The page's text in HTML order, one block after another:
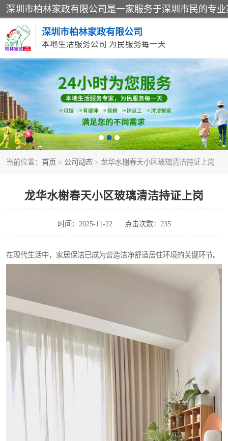
深圳市柏林家政有限公司
本地生活服务公司 为民服务每一天
当前位置： 首页 > 公司动态 > 龙华水榭春天小区玻璃清洁持证上岗
龙华水榭春天小区玻璃清洁持证上岗
时间：2025-11-22 点击次数：235
在现代生活中，家居保洁已成为营造洁净舒适居住环境的关键环节。
家居保洁
家庭保姆